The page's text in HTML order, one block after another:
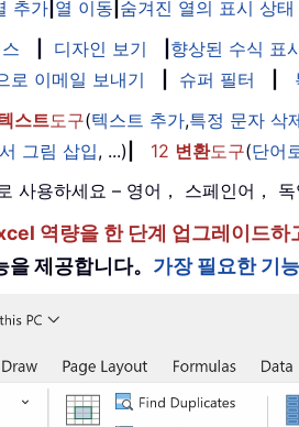
추가 열 이동 숨겨진 열의 표시 상
디자인 보기 향상된 수식 표
로 이메일 보내기 슈퍼 필터
스트도구(텍스트 추가,특정 문자 삭
그림 삽입, ...) 12 변환도구(단어
사용하세요 – 영어， 스페인어，
역량을 한 단계 업그레이드하
제공합니다。 가장 필요한 기